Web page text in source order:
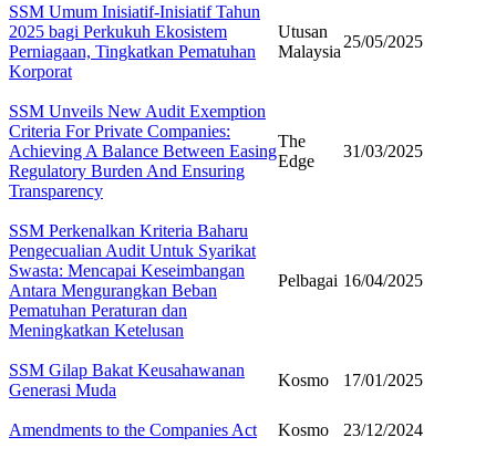
SSM Umum Inisiatif-Inisiatif Tahun
2025 bagi Perkukuh Ekosistem
Perniagaan, Tingkatkan Pematuhan
Korporat
Utusan
Malaysia
25/05/2025
SSM Unveils New Audit Exemption
Criteria For Private Companies:
Achieving A Balance Between Easing
Regulatory Burden And Ensuring
Transparency
The
Edge
31/03/2025
SSM Perkenalkan Kriteria Baharu
Pengecualian Audit Untuk Syarikat
Swasta: Mencapai Keseimbangan
Antara Mengurangkan Beban
Pematuhan Peraturan dan
Meningkatkan Ketelusan
Pelbagai 16/04/2025
SSM Gilap Bakat Keusahawanan
Generasi Muda
Kosmo 17/01/2025
Amendments to the Companies Act Kosmo 23/12/2024